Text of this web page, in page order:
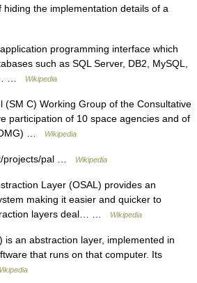
the implementation details of a
programming interface which
such as SQL Server, DB2, MySQL,
…
Wikipedia
C) Working Group of the Consultative
participation of 10 space agencies and of
…
Wikipedia
projects/pal … Wikipedia
Layer (OSAL) provides an
making it easier and quicker to
layers deal… …
Wikipedia
an abstraction layer, implemented in
that runs on that computer. Its